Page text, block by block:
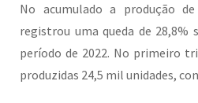
No acumulado a produção
registrou uma queda de 28,8%
período de 2022. No primeiro
produzidas 24,5 mil unidades,